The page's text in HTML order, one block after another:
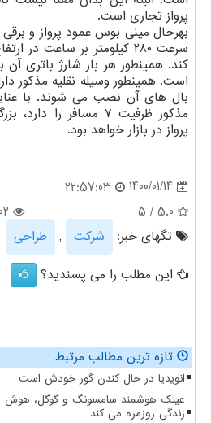
پرواز تجاری است.
بهرحال مینی بوس عمود پرواز و
بال های آن نصب می شوند. با
مذکور ظرفیت ۷ مسافر
پرواز در بازار خواهد بود.
1400/01/14
22:57:03
5.0
/
5
تگهای خبر:
شركت ,
طراحی
این مطلب را می پسندید؟
تازه ترین مطالب مرتبط
انویدیا در حال کندن گور خودش است
عینک هوشمند سامسونگ و گوگل، هوش
زندگی روزمره می کند